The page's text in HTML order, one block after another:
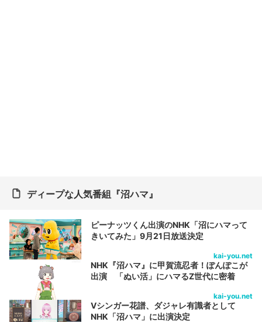
ディープな人気番組『沼ハマ』
ピーナッツくん出演のNHK「沼にハマって
きいてみた」9月21日放送決定
kai-you.net
NHK『沼ハマ』に甲賀流忍者！ぽんぽこが
出演 「ぬい活」にハマるZ世代に密着
kai-you.net
Vシンガー花譜、ダジャレ有識者として
NHK「沼ハマ」に出演決定